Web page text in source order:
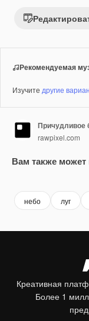
Рекомендуемая
Изучите другие
rawpixel.com
Вам также может
небо луг
Креативная
Более 1